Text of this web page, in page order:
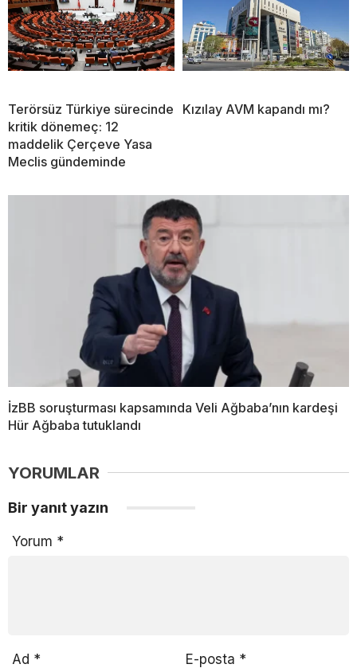
Terörsüz Türkiye sürecinde
kritik dönemeç: 12
maddelik Çerçeve Yasa
Meclis gündeminde
Kızılay AVM kapandı mı?
İzBB soruşturması kapsamında Veli Ağbaba’nın kardeşi
Hür Ağbaba tutuklandı
YORUMLAR
Bir yanıt yazın
Yorum *
Ad * E-posta *